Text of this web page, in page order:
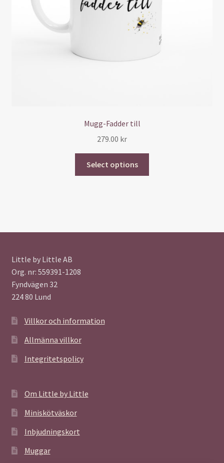
Mugg-Fadder till
279.00 kr
Select options
Little by Little AB
Org. nr: 559391-1208
Fyndvägen 32
224 80 Lund
Villkor och information
Allmänna villkor
Integritetspolicy
Om Little by Little
Miniskötväskor
Inbjudningskort
Muggar